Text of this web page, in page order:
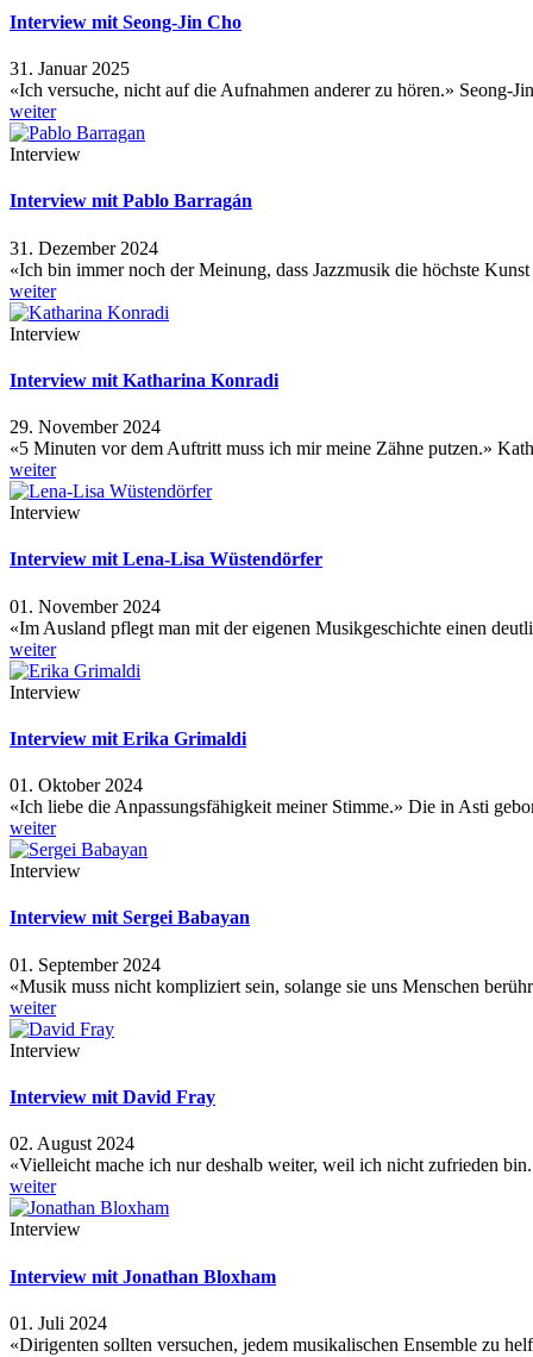
Interview mit Seong-Jin Cho
31. Januar 2025
«Ich versuche, nicht auf die Aufnahmen anderer zu hören.» Seong-
weiter
Interview
Interview mit Pablo Barragán
31. Dezember 2024
«Ich bin immer noch der Meinung, dass Jazzmusik die höchste
weiter
Interview
Interview mit Katharina Konradi
29. November 2024
«5 Minuten vor dem Auftritt muss ich mir meine Zähne putzen.»
weiter
Interview
Interview mit Lena-Lisa Wüstendörfer
01. November 2024
«Im Ausland pflegt man mit der eigenen Musikgeschichte einen
weiter
Interview
Interview mit Erika Grimaldi
01. Oktober 2024
«Ich liebe die Anpassungsfähigkeit meiner Stimme.» Die in Asti
weiter
Interview
Interview mit Sergei Babayan
01. September 2024
«Musik muss nicht kompliziert sein, solange sie uns Menschen
weiter
Interview
Interview mit David Fray
02. August 2024
«Vielleicht mache ich nur deshalb weiter, weil ich nicht zufrieden
weiter
Interview
Interview mit Jonathan Bloxham
01. Juli 2024
«Dirigenten sollten versuchen, jedem musikalischen Ensemble zu